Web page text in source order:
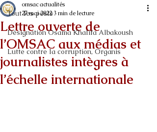
Tout les posts
Désignation Osama Khalifa Albakoush
Lutte contre la corruption, Organis
Lettre ouverte de
l’OMSAC aux médias et
journalistes intègres à
l’échelle internationale
omsac actualités
27 mai 2022 3 min de lecture